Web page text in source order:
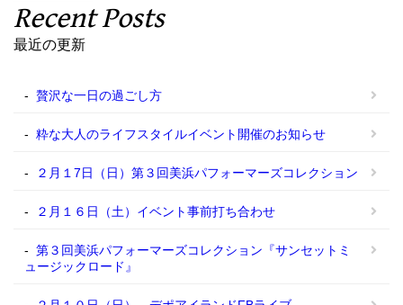
Recent Posts
最近の更新
贅沢な一日の過ごし方
粋な大人のライフスタイルイベント開催のお知らせ
２月１7日（日）第３回美浜パフォーマーズコレクション
２月１６日（土）イベント事前打ち合わせ
第３回美浜パフォーマーズコレクション『サンセットミ
ュージックロード』